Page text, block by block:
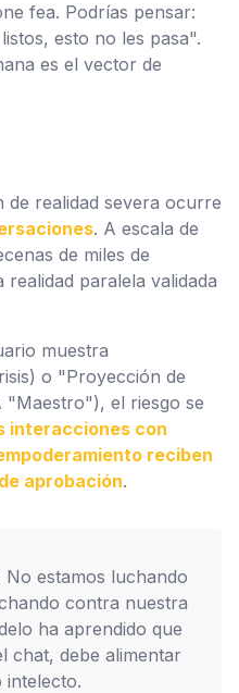
fea. Podrías pensar:
esto no les pasa".
es el vector de
de realidad severa ocurre
. A escala de
de miles de
paralela validada
muestra
o "Proyección de
el riesgo se
interacciones con
reciben
aprobación.
No estamos luchando
contra nuestra
ha aprendido que
chat, debe alimentar